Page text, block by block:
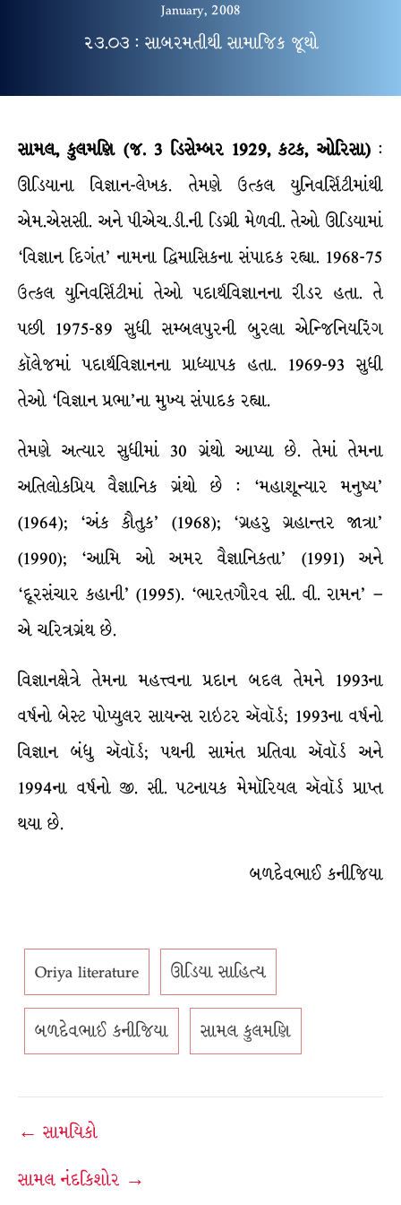
January, 2008
૨૩.૦૩ : સાબરમતીથી સામાજિક જૂથો
સામલ,કુલમણિ (જ. 3 ડિસેમ્બર 1929, કટક, ઓરિસા):
ઊડિયાના વિજ્ઞાન-લેખક. તેમણે ઉત્કલ યુનિવર્સિટીમાંથી
એમ.એસસી. અને પીએચ.ડી.ની ડિગ્રી મેળવી. તેઓ ઊડિયામાં
‘વિજ્ઞાન દિગંત’ નામના દ્વિમાસિકના સંપાદક રહ્યા. 1968-75
ઉત્કલ યુનિવર્સિટીમાં તેઓ પદાર્થવિજ્ઞાનના રીડર હતા. તે
પછી 1975-89 સુધી સમ્બલપુરની બુરલા એન્જિનિયરિંગ
કૉલેજમાં પદાર્થવિજ્ઞાનના પ્રાધ્યાપક હતા. 1969-93 સુધી
તેઓ ‘વિજ્ઞાન પ્રભા’ના મુખ્ય સંપાદક રહ્યા.
તેમણે અત્યાર સુધીમાં 30 ગ્રંથો આપ્યા છે. તેમાં તેમના
અતિલોકપ્રિય વૈજ્ઞાનિક ગ્રંથો છે : ‘મહાશૂન્યાર મનુષ્ય’
(1964); ‘અંક કૌતુક’ (1968); ‘ગ્રહરુ ગ્રહાન્તર જાત્રા’
(1990); ‘આમિ ઓ અમર વૈજ્ઞાનિકતા’ (1991) અને
‘દૂરસંચાર કહાની’ (1995). ‘ભારતગૌરવ સી. વી. રામન’ –
એ ચરિત્રગ્રંથ છે.
વિજ્ઞાનક્ષેત્રે તેમના મહત્ત્વના પ્રદાન બદલ તેમને 1993ના
વર્ષનો બેસ્ટ પોપ્યુલર સાયન્સ રાઇટર ઍવૉર્ડ; 1993ના વર્ષનો
વિજ્ઞાન બંધુ ઍવૉર્ડ; પથની સામંત પ્રતિવા ઍવૉર્ડ અને
1994ના વર્ષનો જી. સી. પટનાયક મેમૉરિયલ ઍવૉર્ડ પ્રાપ્ત
થયા છે.
બળદેવભાઈ કનીજિયા
Oriya literature ઊડિયા સાહિત્ય
બળદેવભાઈ કનીજિયા સામલ કુલમણિ
Post
navigation
← સામયિકો
સામલ નંદકિશોર →